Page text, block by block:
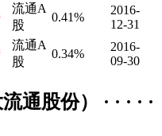
流通A
股
0.41%
2016-
12-31
流通A
股
0.34%
2016-
09-30
通股份） · · · · ·